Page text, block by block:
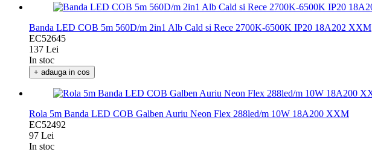
Banda LED COB 5m 560D/m 2in1 Alb Cald si Rece 2700K-6500K IP20 18A202 XXM
EC52645
137 Lei
In stoc
+ adauga in cos
Rola 5m Banda LED COB Galben Auriu Neon Flex 288led/m 10W 18A200 XXM
EC52492
97 Lei
In stoc